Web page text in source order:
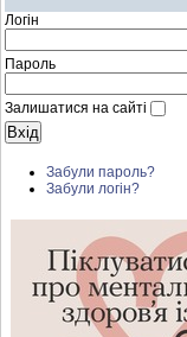
Логін
Пароль
Залишатися на сайті
Забули пароль?
Забули логін?